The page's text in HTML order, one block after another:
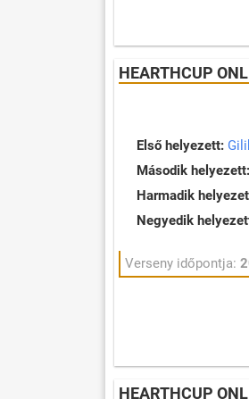
HEARTHCUP
Első helyezett:
Második helyezett:
Harmadik
Negyedik
Verseny időpontja:
HEARTHCUP